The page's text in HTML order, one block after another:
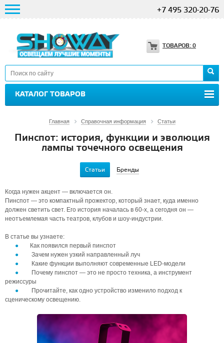
+7 495 320-20-76
ТОВАРОВ: 0
КАТАЛОГ ТОВАРОВ
Главная Справочная информация Статьи
Пинспот: история, функции и эволюция
лампы точечного освещения
Статьи Бренды
Когда нужен акцент — включается он.
Пинспот — это компактный прожектор, который знает, куда именно
должен светить свет. Его история началась в 60-х, а сегодня он —
неотъемлемая часть театров, клубов и шоу-индустрии.
В статье вы узнаете:
Как появился первый пинспот
Зачем нужен узкий направленный луч
Какие функции выполняют современные LED-модели
Почему пинспот — это не просто техника, а инструмент
режиссуры
Прочитайте, как одно устройство изменило подход к
сценическому освещению.